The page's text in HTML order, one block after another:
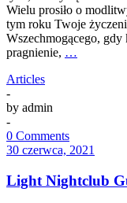
Wielu prosiło o
tym roku Twoje
Wszechmogącego, gdy
pragnienie, …
Articles
-
by admin
-
0 Comments
30 czerwca, 2021
Light Nightclub